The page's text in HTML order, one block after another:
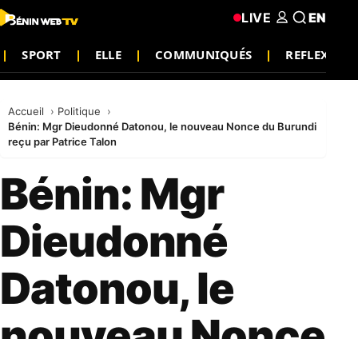
SPORT ELLE COMMUNIQUÉS REFLEXION
LIVE EN
Accueil
Politique
Bénin: Mgr Dieudonné Datonou, le nouveau Nonce du Burundi
reçu par Patrice Talon
Bénin: Mgr
Dieudonné
Datonou, le